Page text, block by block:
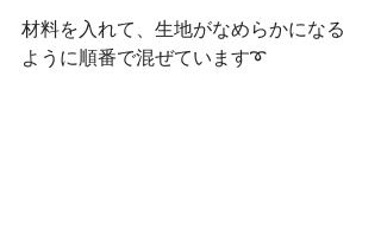
材料を入れて、生地がなめらかになる
ように順番で混ぜています➰